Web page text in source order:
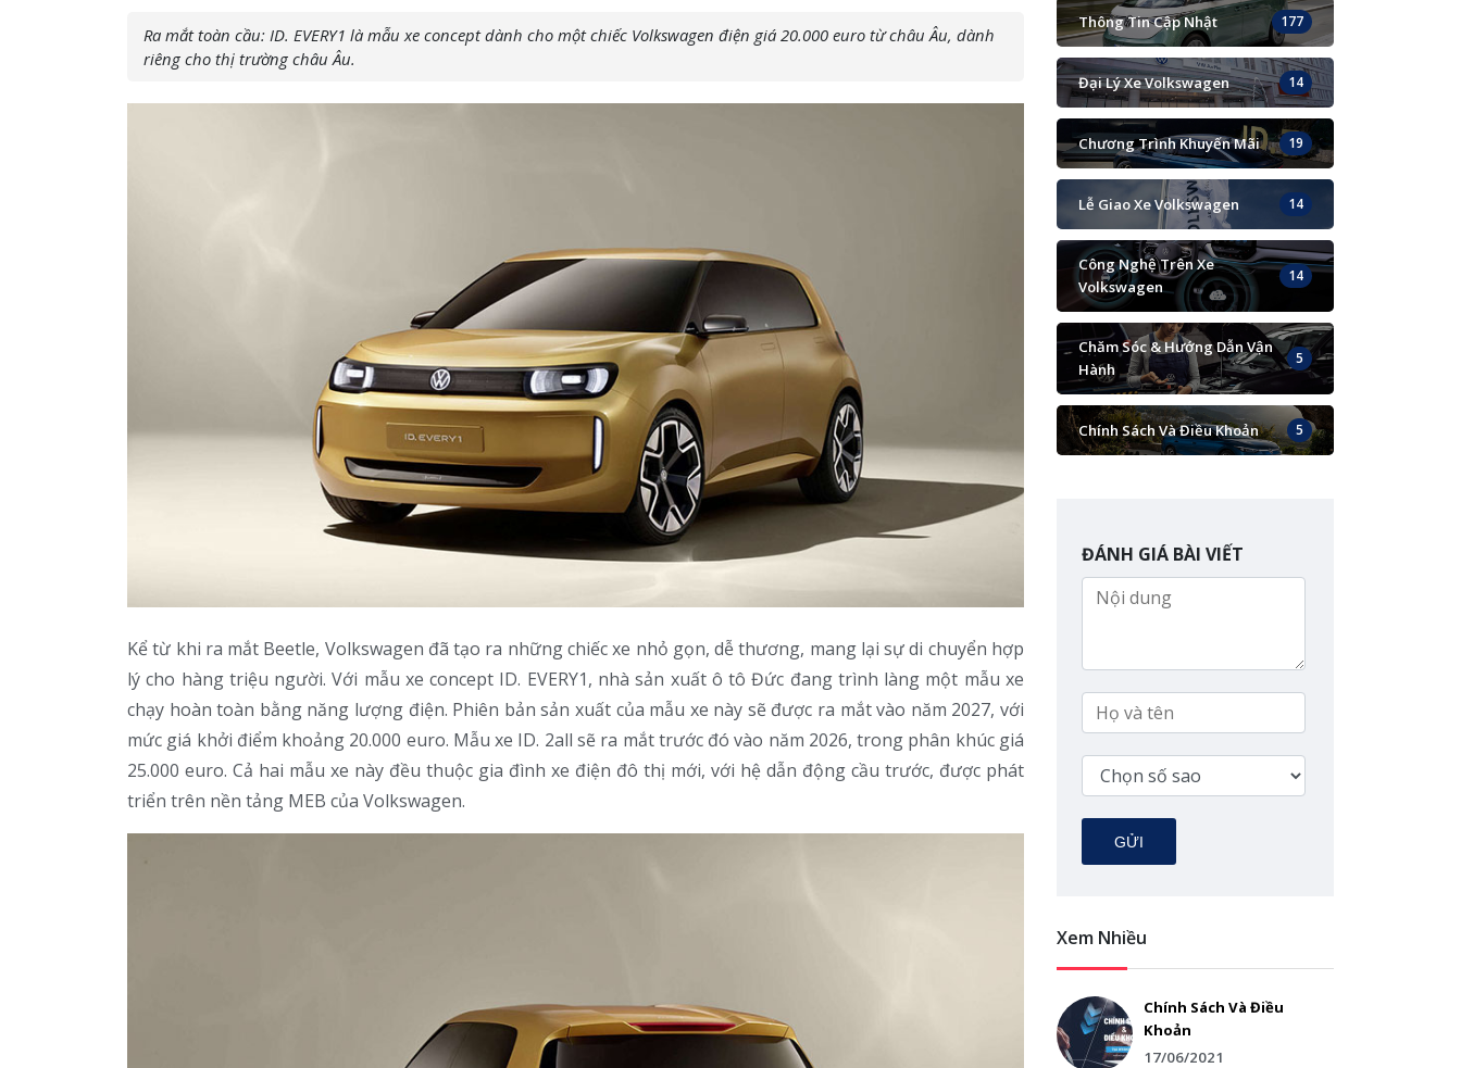
Ra mắt toàn cầu: ID. EVERY1 là mẫu xe concept dành cho một chiếc Volkswagen điện giá 20.000 euro từ châu Âu, dành
riêng cho thị trường châu Âu.
Kể từ khi ra mắt Beetle, Volkswagen đã tạo ra những chiếc xe nhỏ gọn, dễ thương, mang lại sự di chuyển hợp
lý cho hàng triệu người. Với mẫu xe concept ID. EVERY1, nhà sản xuất ô tô Đức đang trình làng một mẫu xe
chạy hoàn toàn bằng năng lượng điện. Phiên bản sản xuất của mẫu xe này sẽ được ra mắt vào năm 2027, với
mức giá khởi điểm khoảng 20.000 euro. Mẫu xe ID. 2all sẽ ra mắt trước đó vào năm 2026, trong phân khúc giá
25.000 euro. Cả hai mẫu xe này đều thuộc gia đình xe điện đô thị mới, với hệ dẫn động cầu trước, được phát
triển trên nền tảng MEB của Volkswagen.
Thông Tin Cập Nhật 177
Đại Lý Xe Volkswagen 14
Chương Trình Khuyến Mãi 19
Lễ Giao Xe Volkswagen 14
Công Nghệ Trên Xe
Volkswagen
14
Chăm Sóc & Hướng Dẫn Vận
Hành
5
Chính Sách Và Điều Khoản 5
ĐÁNH GIÁ BÀI VIẾT
GỬI
Xem Nhiều
Chính Sách Và Điều
Khoản
17/06/2021